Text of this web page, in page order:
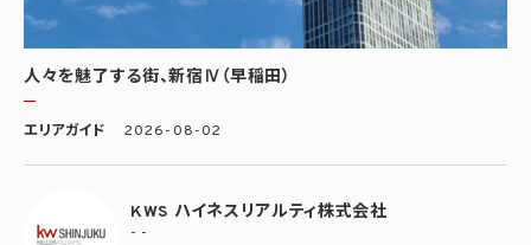
人々を魅了する街、新宿Ⅳ（早稲田）
エリアガイド 2026-08-02
KWS ハイネスリアルティ株式会社
- -